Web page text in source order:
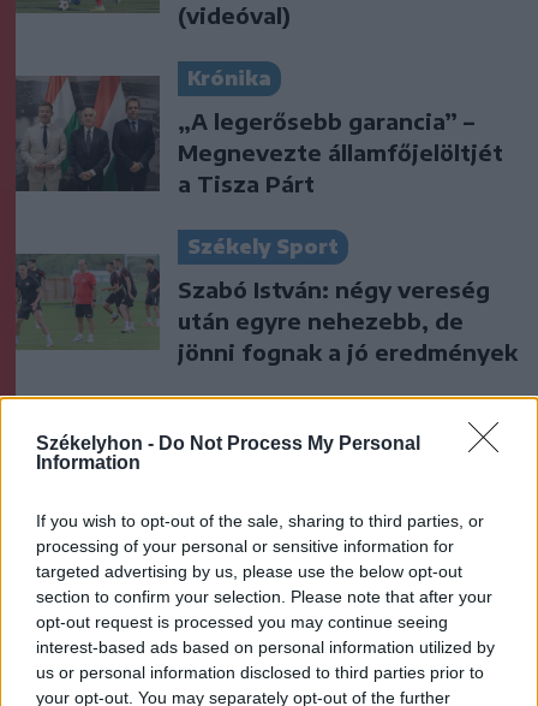
Székelyhon - Do Not Process My Personal
Information
If you wish to opt-out of the sale, sharing to third parties, or
processing of your personal or sensitive information for
targeted advertising by us, please use the below opt-out
section to confirm your selection. Please note that after your
opt-out request is processed you may continue seeing
interest-based ads based on personal information utilized by
us or personal information disclosed to third parties prior to
your opt-out. You may separately opt-out of the further
(videóval)
Krónika
„A legerősebb garancia” –
Megnevezte államfőjelöltjét
a Tisza Párt
Székely Sport
Szabó István: négy vereség
után egyre nehezebb, de
jönni fognak a jó eredmények
B. Máthé Zsuzsa: Az élet
epilepsziámmal